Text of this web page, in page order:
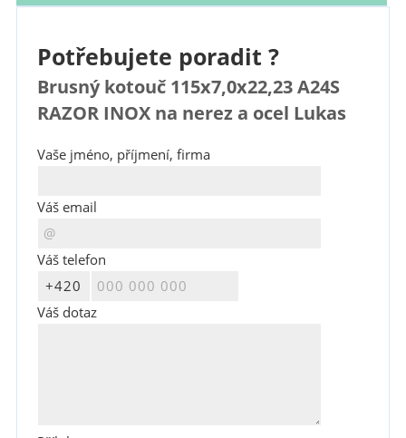
Potřebujete poradit ?
Brusný kotouč 115x7,0x22,23 A24S
RAZOR INOX na nerez a ocel Lukas
Vaše jméno, příjmení, firma
Váš email
Váš telefon
Váš dotaz